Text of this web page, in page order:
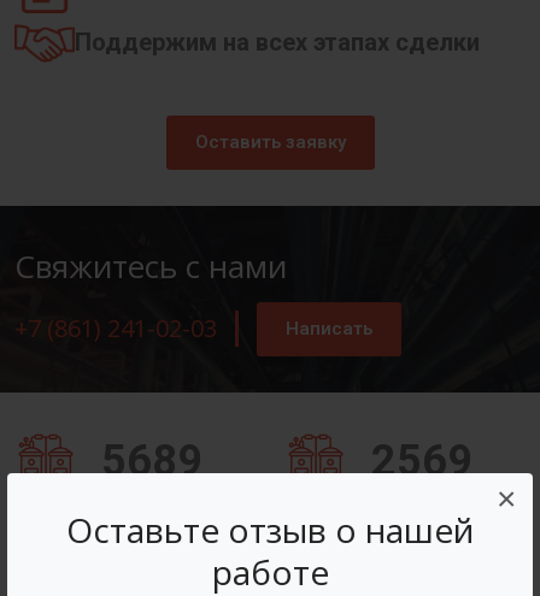
Оставьте отзыв о нашей
работе
×
Поддержим на всех этапах сделки
Оставить заявку
Свяжитесь с нами
+7 (861) 241-02-03 Написать
5689 2569